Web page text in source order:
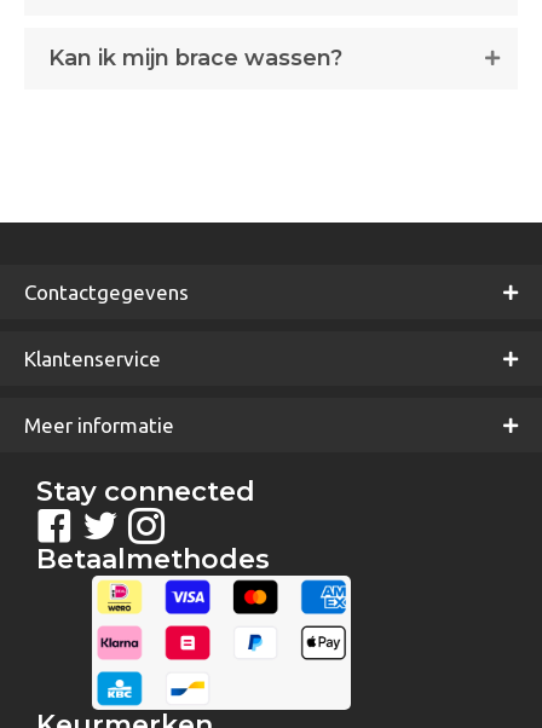
Kan ik mijn brace wassen?
Contactgegevens
Klantenservice
Meer informatie
Stay connected
Betaalmethodes